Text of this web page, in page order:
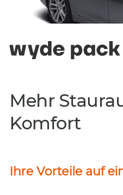
Mehr
Komfort
Ihre Vorteile auf